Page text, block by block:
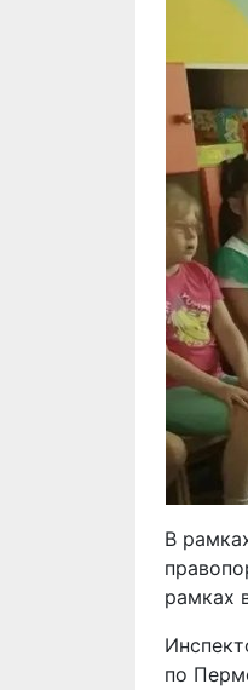
В
рамках
по